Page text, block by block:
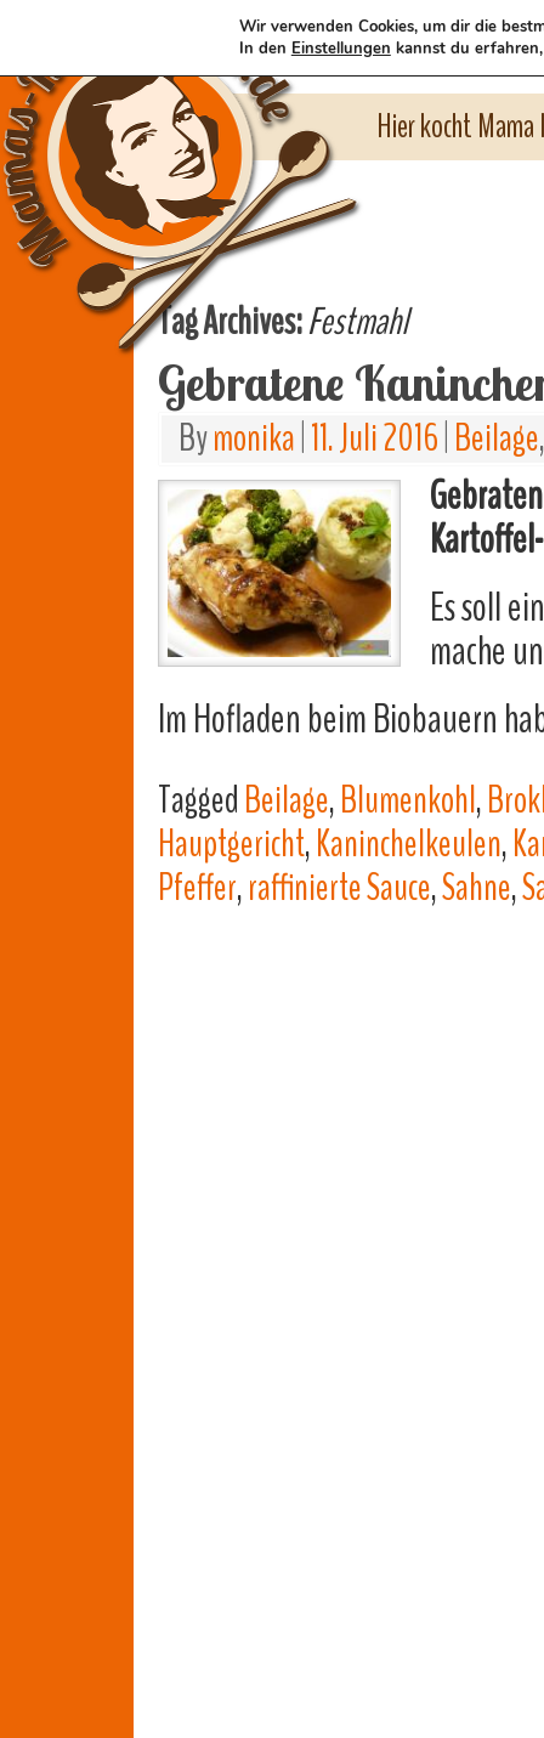
Hier kocht
Tag Archives:Festmahl
Gebratene
Bymonika 11. Juli 2016 Beilage
Es soll
mache
Im Hofladen beim Biobauern
TaggedBeilage,Blumenkohl,
Hauptgericht,Kaninchelkeulen,
Pfeffer,raffinierte Sauce,Sahne,
Wir verwenden Cookies, um dir die
In den Einstellungen kannst du